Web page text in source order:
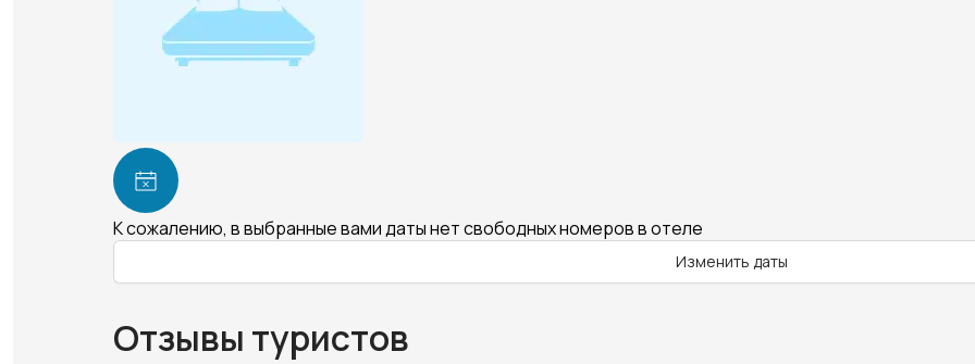
К сожалению, в выбранные вами даты нет свободных номеров в отеле
Изменить даты
Отзывы туристов